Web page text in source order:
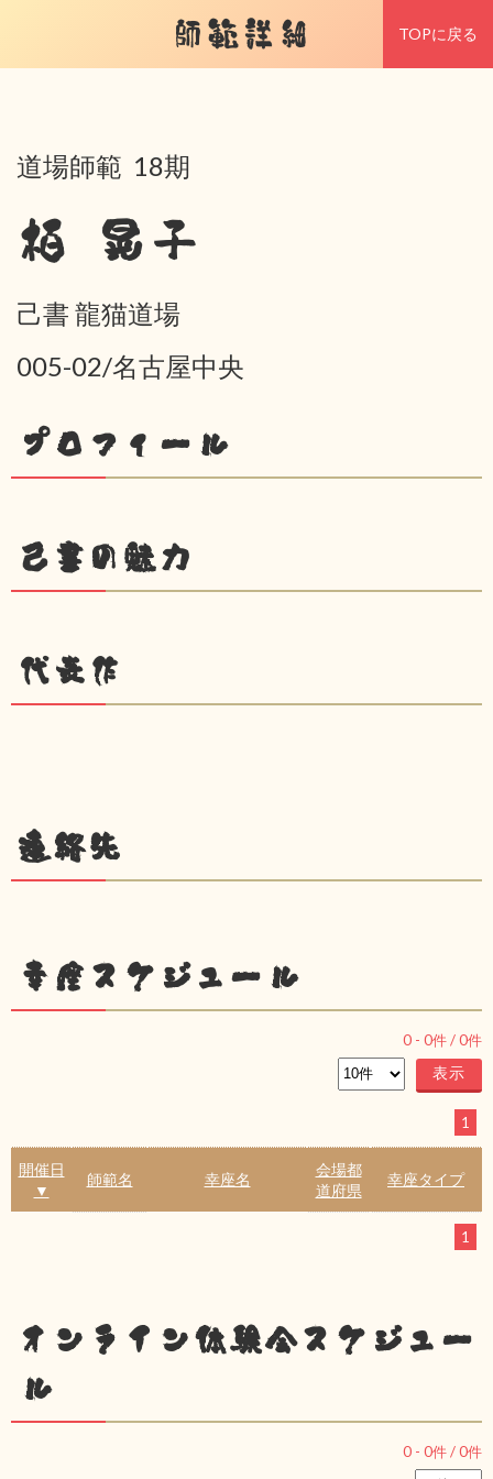
師範詳細 TOPに戻る
道場師範 18期
栢 晃子
己書 龍猫道場
005-02/名古屋中央
プロフィール
己書の魅力
代表作
連絡先
幸座スケジュール
0 - 0件 /0件
1
開催日
▼
師範名 幸座名
会場都
道府県
幸座タイプ
1
オンライン体験会スケジュー
ル
0 - 0件 /0件